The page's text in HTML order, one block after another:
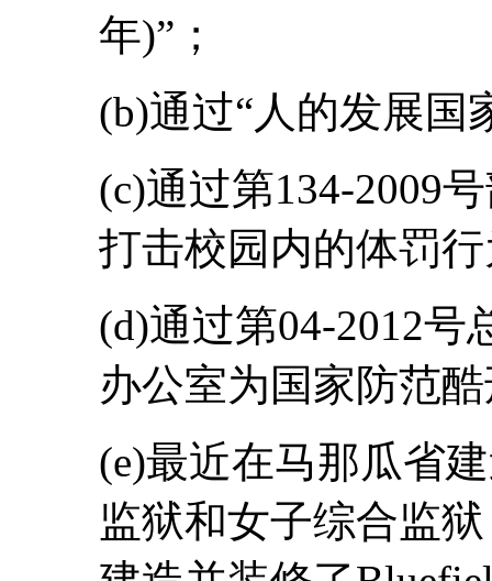
年)”；
(b)通过“人的发展国
(c)通过第134-2009
打击校园内的体罚
(d)通过第04-2012
办公室为国家防范
(e)最近在马那瓜省
监狱和女子综合监